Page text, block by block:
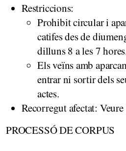
Restriccions:
Prohibit circular i
catifes des de
dilluns 8 a les 7
Els veïns amb
entrar ni sortir dels
actes.
Recorregut afectat:
PROCESSÓ DE CORPUS